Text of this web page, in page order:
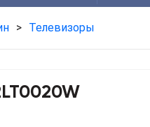
> Телевизоры